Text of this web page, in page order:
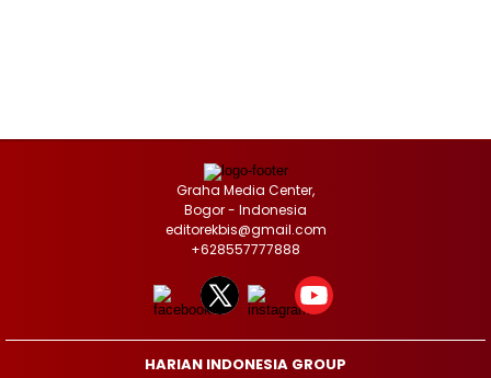
Graha Media Center,
Bogor - Indonesia
editorekbis@gmail.com
+628557777888
HARIAN INDONESIA GROUP